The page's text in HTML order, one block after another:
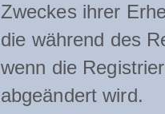
Zweckes ihrer
die während des
wenn die
abgeändert wird.